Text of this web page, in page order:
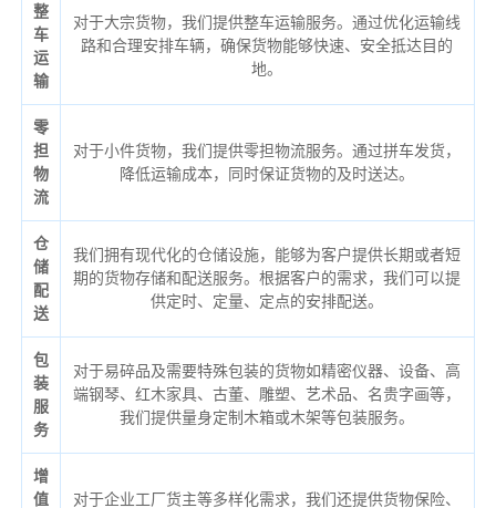
整
车
运
输
对于大宗货物，我们提供整车运输服务。通过优化运输线
路和合理安排车辆，确保货物能够快速、安全抵达目的
地。
零
担
物
流
对于小件货物，我们提供零担物流服务。通过拼车发货，
降低运输成本，同时保证货物的及时送达。
仓
储
配
送
我们拥有现代化的仓储设施，能够为客户提供长期或者短
期的货物存储和配送服务。根据客户的需求，我们可以提
供定时、定量、定点的安排配送。
包
装
服
务
对于易碎品及需要特殊包装的货物如精密仪器、设备、高
端钢琴、红木家具、古董、雕塑、艺术品、名贵字画等，
我们提供量身定制木箱或木架等包装服务。
增
值
对于企业工厂货主等多样化需求，我们还提供货物保险、